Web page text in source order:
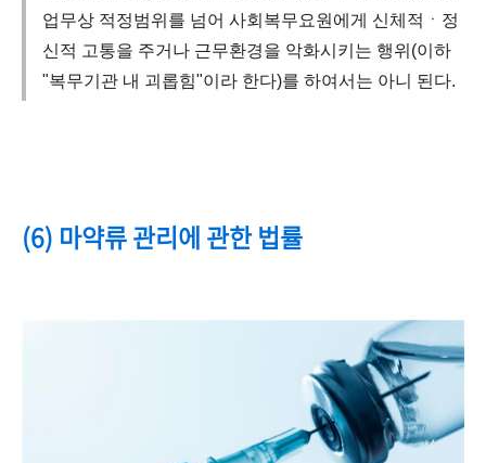
업무상 적정범위를 넘어 사회복무요원에게 신체적ㆍ정
신적 고통을 주거나 근무환경을 악화시키는 행위(이하
"복무기관 내 괴롭힘"이라 한다)를 하여서는 아니 된다.
(6) 마약류 관리에 관한 법률